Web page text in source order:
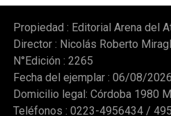
Propiedad : Editorial Arena del
Director : Nicolás Roberto
N°Edición : 2265
Fecha del ejemplar : 06/08/2026
Domicilio legal: Córdoba 1980
Teléfonos : 0223-4956434 /